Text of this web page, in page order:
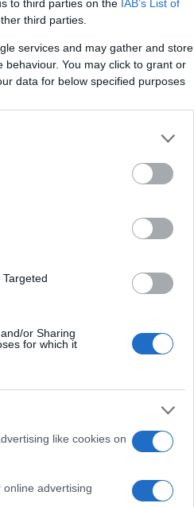
to third parties on the IAB’s List of
third parties.
services and may gather and store
You may click to grant or
data for below specified purposes
or Sharing
for which it
like cookies on
advertising
milanese
tensioni
necessità di
per